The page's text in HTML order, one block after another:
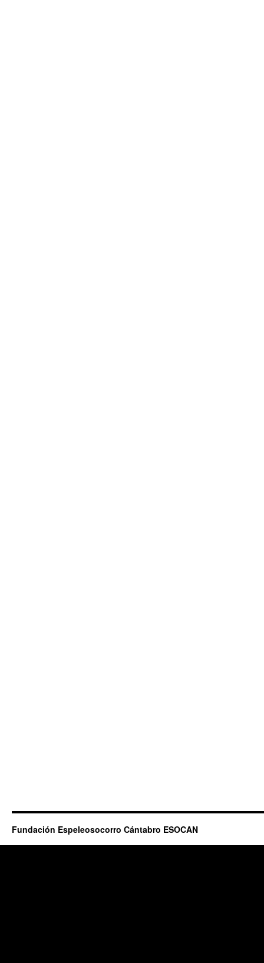
Fundación Espeleosocorro Cántabro ESOCAN